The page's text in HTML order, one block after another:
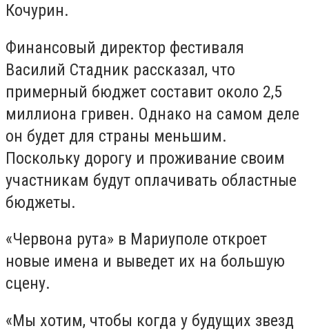
Кочурин.
Финансовый директор фестиваля
Василий Стадник рассказал, что
примерный бюджет составит около 2,5
миллиона гривен. Однако на самом деле
он будет для страны меньшим.
Поскольку дорогу и проживание своим
участникам будут оплачивать областные
бюджеты.
«Червона рута» в Мариуполе откроет
новые имена и выведет их на большую
сцену.
«Мы хотим, чтобы когда у будущих звезд